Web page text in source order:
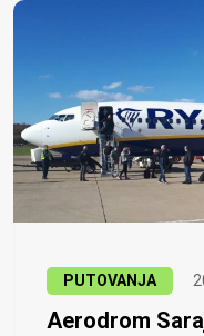
PUTOVANJA
Aerodrom